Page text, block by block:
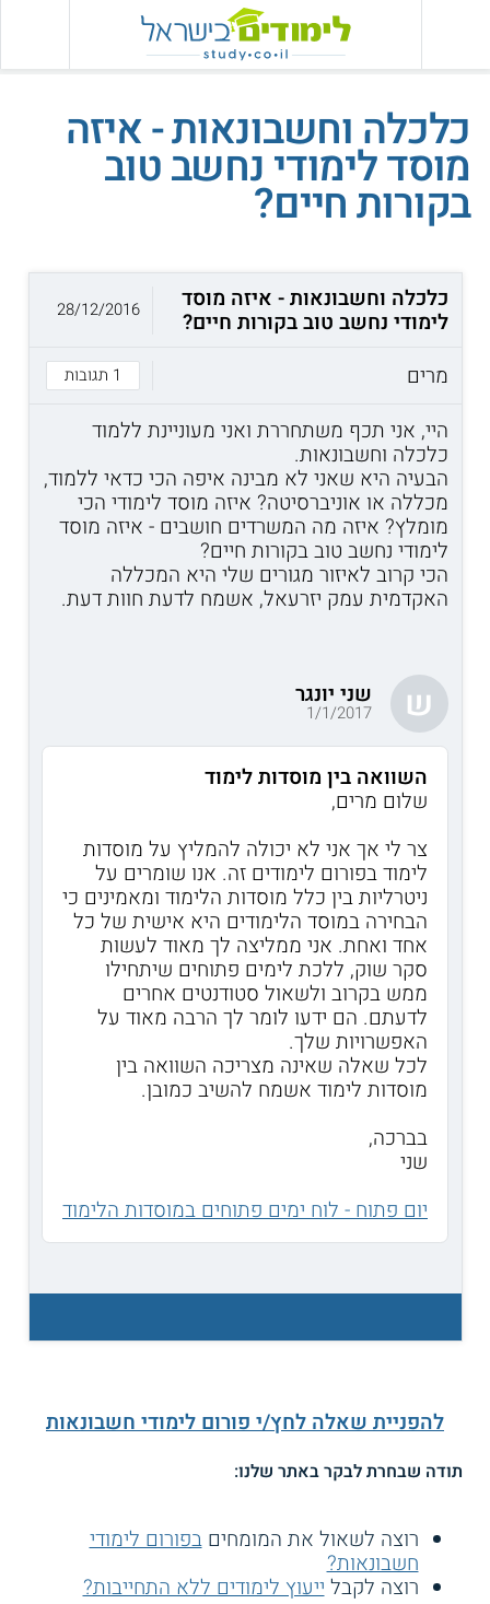
כלכלה וחשבונאות - איזה
מוסד לימודי נחשב טוב
בקורות חיים?
כלכלה וחשבונאות - איזה מוסד
לימודי נחשב טוב בקורות חיים?
מרים
1 תגובות
28/12/2016
היי, אני תכף משתחררת ואני מעוניינת ללמוד
כלכלה וחשבונאות.
הבעיה היא שאני לא מבינה איפה הכי כדאי ללמוד,
מכללה או אוניברסיטה? איזה מוסד לימודי הכי
מומלץ? איזה מה המשרדים חושבים - איזה מוסד
לימודי נחשב טוב בקורות חיים?
הכי קרוב לאיזור מגורים שלי היא המכללה
האקדמית עמק יזרעאל, אשמח לדעת חוות דעת.
ש שני יונגר
1/1/2017
השוואה בין מוסדות לימוד
שלום מרים,
צר לי אך אני לא יכולה להמליץ על מוסדות
לימוד בפורום לימודים זה. אנו שומרים על
ניטרליות בין כלל מוסדות הלימוד ומאמינים כי
הבחירה במוסד הלימודים היא אישית של כל
אחד ואחת. אני ממליצה לך מאוד לעשות
סקר שוק, ללכת לימים פתוחים שיתחילו
ממש בקרוב ולשאול סטודנטים אחרים
לדעתם. הם ידעו לומר לך הרבה מאוד על
האפשרויות שלך.
לכל שאלה שאינה מצריכה השוואה בין
מוסדות לימוד אשמח להשיב כמובן.
בברכה,
שני
יום פתוח - לוח ימים פתוחים במוסדות הלימוד
להפניית שאלה לחץ/י פורום לימודי חשבונאות
תודה שבחרת לבקר באתר שלנו:
רוצה לשאול את המומחיםבפורום לימודי
חשבונאות?
רוצה לקבלייעוץ לימודים ללא התחייבות?